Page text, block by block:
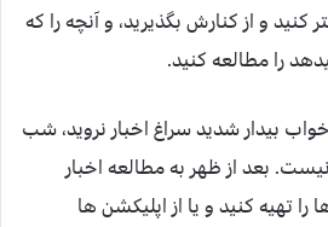
کنید و از کنارش بگذیرید، و آنچه را که
را مطالعه کنید.
بیدار شدید سراغ اخبار نروید، شب
بعد از ظهر به مطالعه اخبار
را تهیه کنید و یا از اپلیکشن ها